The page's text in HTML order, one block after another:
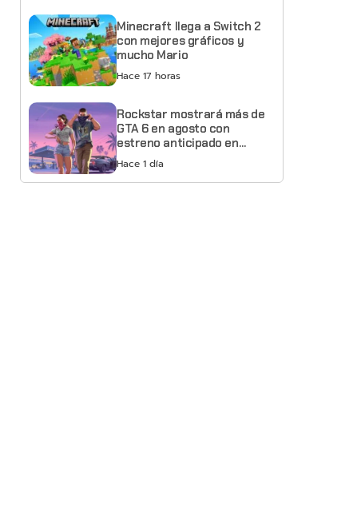
Minecraft llega a Switch 2
con mejores gráficos y
mucho Mario
Hace 17 horas
Rockstar mostrará más de
GTA 6 en agosto con
estreno anticipado en
Netflix
Hace 1 día